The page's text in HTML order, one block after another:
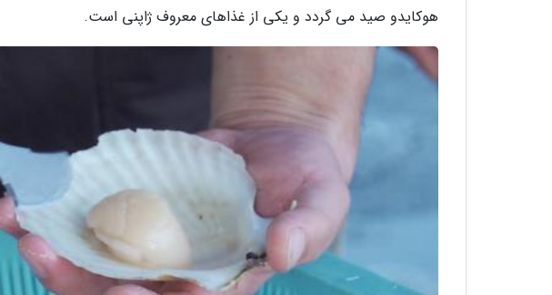
هوکایدو صید می گردد و یکی از غذاهای معروف ژاپنی است.